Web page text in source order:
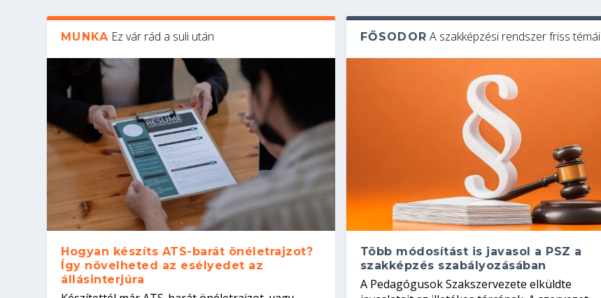
MUNKA Ez vár rád a suli után
Hogyan készíts ATS-barát önéletrajzot?
Így növelheted az esélyedet az
állásinterjúra
FŐSODOR A szakképzési rendszer friss témái
Több módosítást is javasol a PSZ a
szakképzés szabályozásában
A Pedagógusok Szakszervezete elküldte